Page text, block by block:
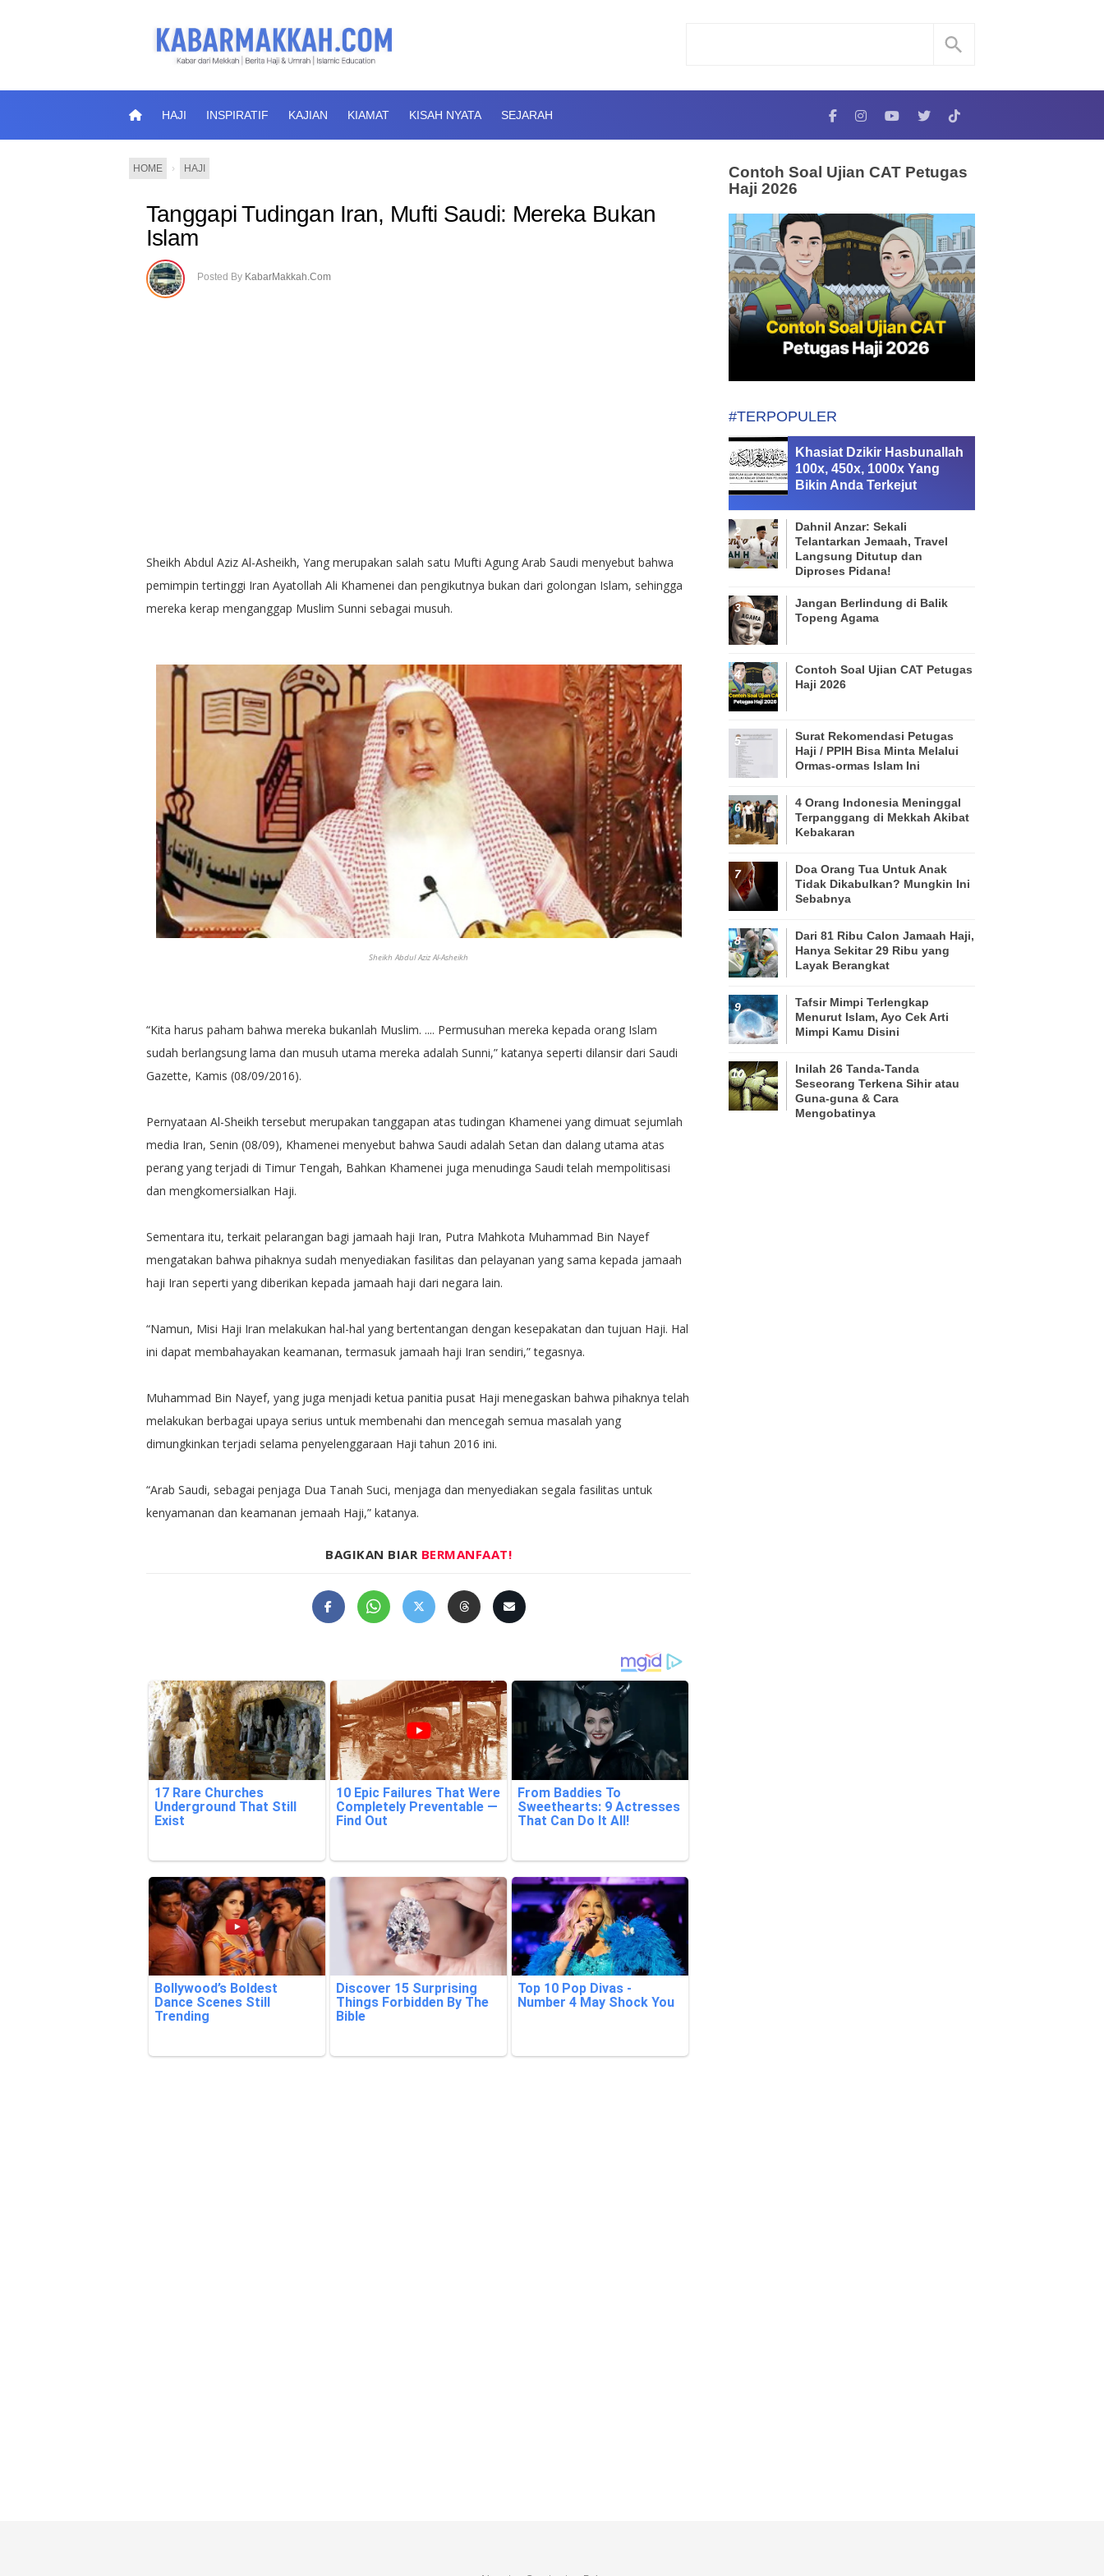
HAJI INSPIRATIF KAJIAN KIAMAT KISAH NYATA SEJARAH
HOME › HAJI
Tanggapi Tudingan Iran, Mufti Saudi: Mereka Bukan
Islam
Posted By KabarMakkah.Com
Sheikh Abdul Aziz Al-Asheikh, Yang merupakan salah satu Mufti Agung Arab Saudi menyebut bahwa
pemimpin tertinggi Iran Ayatollah Ali Khamenei dan pengikutnya bukan dari golongan Islam, sehingga
mereka kerap menganggap Muslim Sunni sebagai musuh.
Sheikh Abdul Aziz Al-Asheikh
“Kita harus paham bahwa mereka bukanlah Muslim. .... Permusuhan mereka kepada orang Islam
sudah berlangsung lama dan musuh utama mereka adalah Sunni,” katanya seperti dilansir dari Saudi
Gazette, Kamis (08/09/2016).
Pernyataan Al-Sheikh tersebut merupakan tanggapan atas tudingan Khamenei yang dimuat sejumlah
media Iran, Senin (08/09), Khamenei menyebut bahwa Saudi adalah Setan dan dalang utama atas
perang yang terjadi di Timur Tengah, Bahkan Khamenei juga menudinga Saudi telah mempolitisasi
dan mengkomersialkan Haji.
Sementara itu, terkait pelarangan bagi jamaah haji Iran, Putra Mahkota Muhammad Bin Nayef
mengatakan bahwa pihaknya sudah menyediakan fasilitas dan pelayanan yang sama kepada jamaah
haji Iran seperti yang diberikan kepada jamaah haji dari negara lain.
“Namun, Misi Haji Iran melakukan hal-hal yang bertentangan dengan kesepakatan dan tujuan Haji. Hal
ini dapat membahayakan keamanan, termasuk jamaah haji Iran sendiri,” tegasnya.
Muhammad Bin Nayef, yang juga menjadi ketua panitia pusat Haji menegaskan bahwa pihaknya telah
melakukan berbagai upaya serius untuk membenahi dan mencegah semua masalah yang
dimungkinkan terjadi selama penyelenggaraan Haji tahun 2016 ini.
“Arab Saudi, sebagai penjaga Dua Tanah Suci, menjaga dan menyediakan segala fasilitas untuk
kenyamanan dan keamanan jemaah Haji,” katanya.
BAGIKAN BIAR BERMANFAAT!
Contoh Soal Ujian CAT Petugas
Haji 2026
#TERPOPULER
Khasiat Dzikir Hasbunallah
100x, 450x, 1000x Yang
Bikin Anda Terkejut
Dahnil Anzar: Sekali
Telantarkan Jemaah, Travel
Langsung Ditutup dan
Diproses Pidana!
Jangan Berlindung di Balik
Topeng Agama
Contoh Soal Ujian CAT Petugas
Haji 2026
Surat Rekomendasi Petugas
Haji / PPIH Bisa Minta Melalui
Ormas-ormas Islam Ini
4 Orang Indonesia Meninggal
Terpanggang di Mekkah Akibat
Kebakaran
Doa Orang Tua Untuk Anak
Tidak Dikabulkan? Mungkin Ini
Sebabnya
Dari 81 Ribu Calon Jamaah Haji,
Hanya Sekitar 29 Ribu yang
Layak Berangkat
Tafsir Mimpi Terlengkap
Menurut Islam, Ayo Cek Arti
Mimpi Kamu Disini
Inilah 26 Tanda-Tanda
Seseorang Terkena Sihir atau
Guna-guna & Cara
Mengobatinya